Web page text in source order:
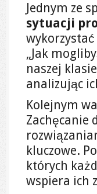
Jednym ze
sytuacji
„Jak
naszej
analizując
Kolejnym
Zachęcanie
kluczowe.
których
wspiera ich